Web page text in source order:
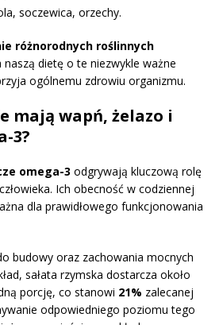
soczewica, orzechy.
różnorodnych roślinnych
naszą dietę o te niezwykle ważne
ogólnemu zdrowiu organizmu.
mają wapń, żelazo i
3?
omega-3 odgrywają kluczową rolę
Ich obecność w codziennej
dla prawidłowego funkcjonowania
budowy oraz zachowania mocnych
sałata rzymska dostarcza około
porcję, co stanowi 21% zalecanej
odpowiedniego poziomu tego